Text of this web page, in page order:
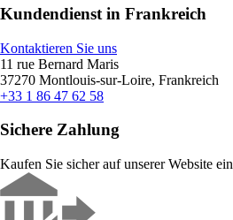
Kundendienst in Frankreich
Kontaktieren Sie uns
11 rue Bernard Maris
37270 Montlouis-sur-Loire, Frankreich
+33 1 86 47 62 58
Sichere Zahlung
Kaufen Sie sicher auf unserer Website ein